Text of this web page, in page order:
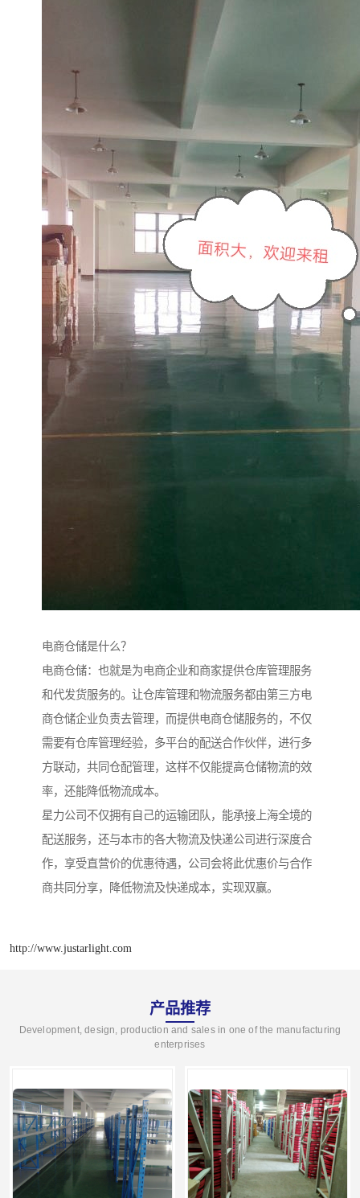
电商仓储是什么？
电商仓储：也就是为电商企业和商家提供仓库管理服务
和代发货服务的。让仓库管理和物流服务都由第三方电
商仓储企业负责去管理，而提供电商仓储服务的，不仅
需要有仓库管理经验，多平台的配送合作伙伴，进行多
方联动，共同仓配管理，这样不仅能提高仓储物流的效
率，还能降低物流成本。
星力公司不仅拥有自己的运输团队，能承接上海全境的
配送服务，还与本市的各大物流及快递公司进行深度合
作，享受直营价的优惠待遇，公司会将此优惠价与合作
商共同分享，降低物流及快递成本，实现双赢。
http://www.justarlight.com
产品推荐
Development, design, production and sales in one of the manufacturing
enterprises